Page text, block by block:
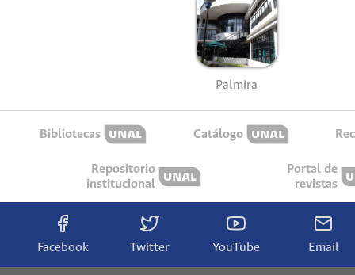
Palmira
Bibliotecas Catálogo
Repositorio
institucional
Portal de
revistas
Facebook Twitter YouTube Email